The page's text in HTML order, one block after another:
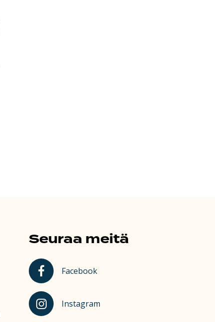
Seuraa meitä
Kauhajoki Facebookissa
Facebook
Kauhajoki Instagramissa
Instagram